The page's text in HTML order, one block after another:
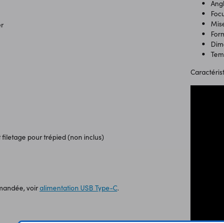
pour trépied (non inclus)
voiralimentation USB Type-C.